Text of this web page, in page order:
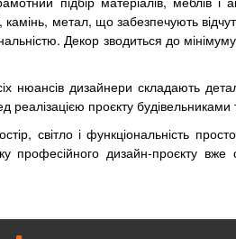
метал, що забезпечують
Декор зводиться до
нюансів дизайнери складають
реалізацією проєкту
світло і функціональність
професійного дизайн-проєкту